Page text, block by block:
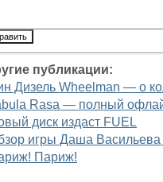
публикации:
Дизель Wheelman — о
Rasa — полный
диск издаст FUEL
игры Даша
Париж!